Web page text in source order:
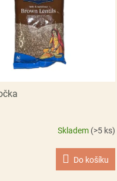
Skladem (>5 ks)
Do košíku